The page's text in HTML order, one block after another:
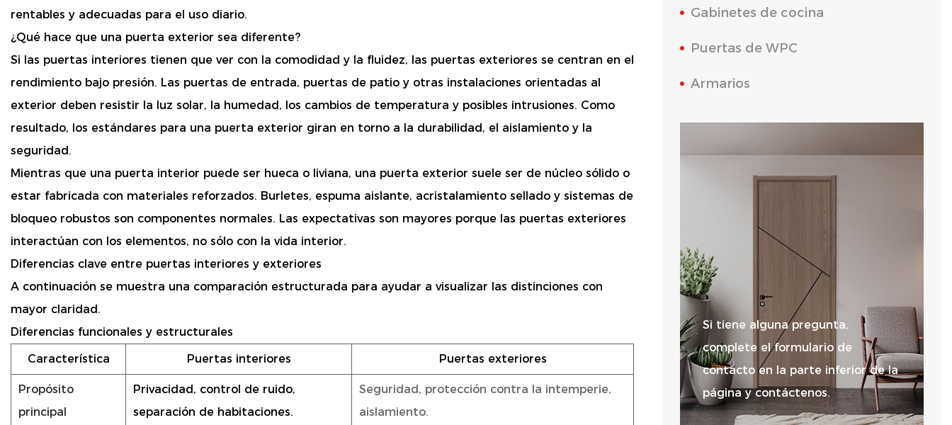
rentables y adecuadas para el uso diario.
¿Qué hace que una puerta exterior sea diferente?
Si las puertas interiores tienen que ver con la comodidad y la fluidez, las puertas exteriores se centran en el
rendimiento bajo presión. Las puertas de entrada, puertas de patio y otras instalaciones orientadas al
exterior deben resistir la luz solar, la humedad, los cambios de temperatura y posibles intrusiones. Como
resultado, los estándares para una puerta exterior giran en torno a la durabilidad, el aislamiento y la
seguridad.
Mientras que una puerta interior puede ser hueca o liviana, una puerta exterior suele ser de núcleo sólido o
estar fabricada con materiales reforzados. Burletes, espuma aislante, acristalamiento sellado y sistemas de
bloqueo robustos son componentes normales. Las expectativas son mayores porque las puertas exteriores
interactúan con los elementos, no sólo con la vida interior.
Diferencias clave entre puertas interiores y exteriores
A continuación se muestra una comparación estructurada para ayudar a visualizar las distinciones con
mayor claridad.
Diferencias funcionales y estructurales
Característica
Puertas interiores Puertas exteriores
Propósito
principal
Privacidad, control de ruido,
separación de habitaciones.
Seguridad, protección contra la intemperie,
aislamiento.
Gabinetes de cocina
Puertas de WPC
Armarios
Si tiene alguna pregunta,
complete el formulario de
contacto en la parte inferior de la
página y contáctenos.